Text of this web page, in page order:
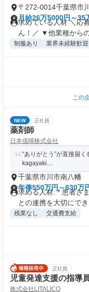
〒272-0014千葉県市
月給26万5000円～35
求めている人材 ＼応
ん！／ ▼他業種からの
制服あり 業界未経験歓迎
この
NEW 正社員
薬剤師
日本億暉株式会社
“ありがとう”が直接届
kagayaki....
千葉県市川市南八幡
年俸550万円～630万
求める人材: * 患者さ
との連携を大切にでき
残業なし 交通費支給
正社員
児童発達支援の指導
株式会社LITALICO